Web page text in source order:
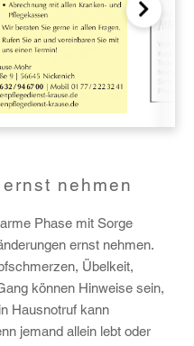
nehmen
Phase mit Sorge
ernst nehmen.
Übelkeit,
können Hinweise sein,
Hausnotruf kann
jemand allein lebt oder